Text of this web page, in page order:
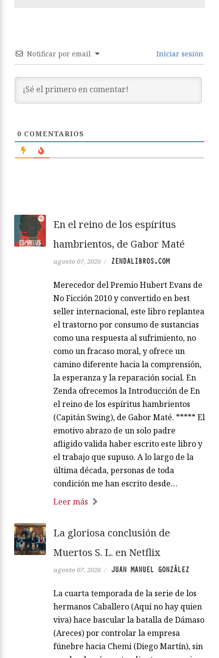
Notificar por email Iniciar sesión
0 COMENTARIOS
En el reino de los espíritus
hambrientos, de Gabor Maté
agosto 07, 2026 / ZENDALIBROS.COM
Merecedor del Premio Hubert Evans de
No Ficción 2010 y convertido en best
seller internacional, este libro replantea
el trastorno por consumo de sustancias
como una respuesta al sufrimiento, no
como un fracaso moral, y ofrece un
camino diferente hacia la comprensión,
la esperanza y la reparación social. En
Zenda ofrecemos la Introducción de En
el reino de los espíritus hambrientos
(Capitán Swing), de Gabor Maté. ***** El
emotivo abrazo de un solo padre
afligido valida haber escrito este libro y
el trabajo que supuso. A lo largo de la
última década, personas de toda
condición me han escrito desde…
Leer más
La gloriosa conclusión de
Muertos S. L. en Netflix
agosto 07, 2026 / JUAN MANUEL GONZÁLEZ
La cuarta temporada de la serie de los
hermanos Caballero (Aquí no hay quien
viva) hace bascular la batalla de Dámaso
(Areces) por controlar la empresa
fúnebre hacia Chemi (Diego Martín), sin